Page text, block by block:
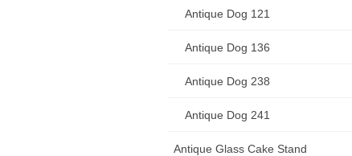
Antique Dog 121
Antique Dog 136
Antique Dog 238
Antique Dog 241
Antique Glass Cake Stand